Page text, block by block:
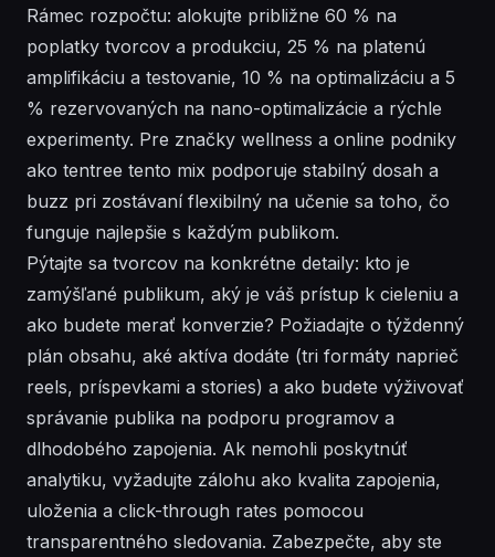
Rámec rozpočtu: alokujte približne 60 % na
poplatky tvorcov a produkciu, 25 % na platenú
amplifikáciu a testovanie, 10 % na optimalizáciu a 5
% rezervovaných na nano-optimalizácie a rýchle
experimenty. Pre značky wellness a online podniky
ako tentree tento mix podporuje stabilný dosah a
buzz pri zostávaní flexibilný na učenie sa toho, čo
funguje najlepšie s každým publikom.
Pýtajte sa tvorcov na konkrétne detaily: kto je
zamýšľané publikum, aký je váš prístup k cieleniu a
ako budete merať konverzie? Požiadajte o týždenný
plán obsahu, aké aktíva dodáte (tri formáty naprieč
reels, príspevkami a stories) a ako budete výživovať
správanie publika na podporu programov a
dlhodobého zapojenia. Ak nemohli poskytnúť
analytiku, vyžadujte zálohu ako kvalita zapojenia,
uloženia a click-through rates pomocou
transparentného sledovania. Zabezpečte, aby ste